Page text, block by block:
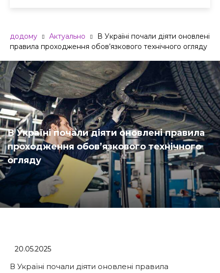
додому Актуально
В Україні почали діяти оновлені
правила проходження обов’язкового технічного огляду
В Україні почали діяти оновлені правила
проходження обов’язкового технічного
огляду
20.05.2025
В Україні почали діяти оновлені правила